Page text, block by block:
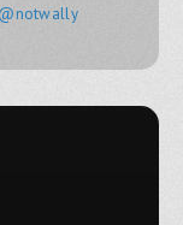
@notwally